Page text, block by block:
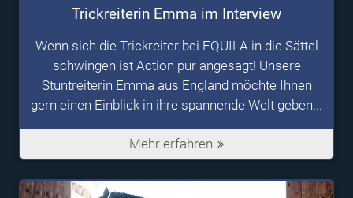
Trickreiterin Emma im Interview
Wenn sich die Trickreiter bei EQUILA in die Sättel
schwingen ist Action pur angesagt! Unsere
Stuntreiterin Emma aus England möchte Ihnen
gern einen Einblick in ihre spannende Welt geben...
Mehr erfahren